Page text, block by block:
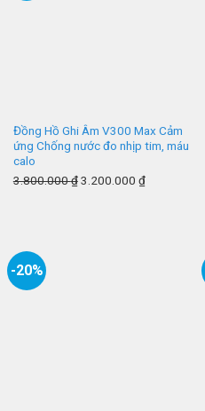
Đồng Hồ Ghi Âm V300 Max Cảm
ứng Chống nước đo nhịp tim, máu
calo
3.800.000₫ 3.200.000 ₫
-20%